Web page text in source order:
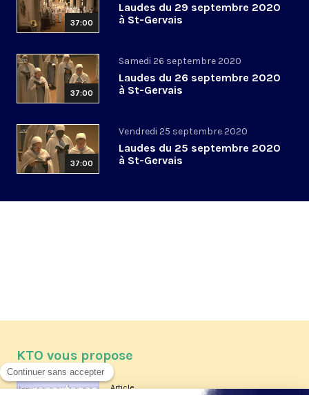
37:00
Laudes du 29 septembre 2020
à St-Gervais
37:00
Samedi 26 septembre 2020
Laudes du 26 septembre 2020
à St-Gervais
37:00
Vendredi 25 septembre 2020
Laudes du 25 septembre 2020
à St-Gervais
KTO vous propose
Article